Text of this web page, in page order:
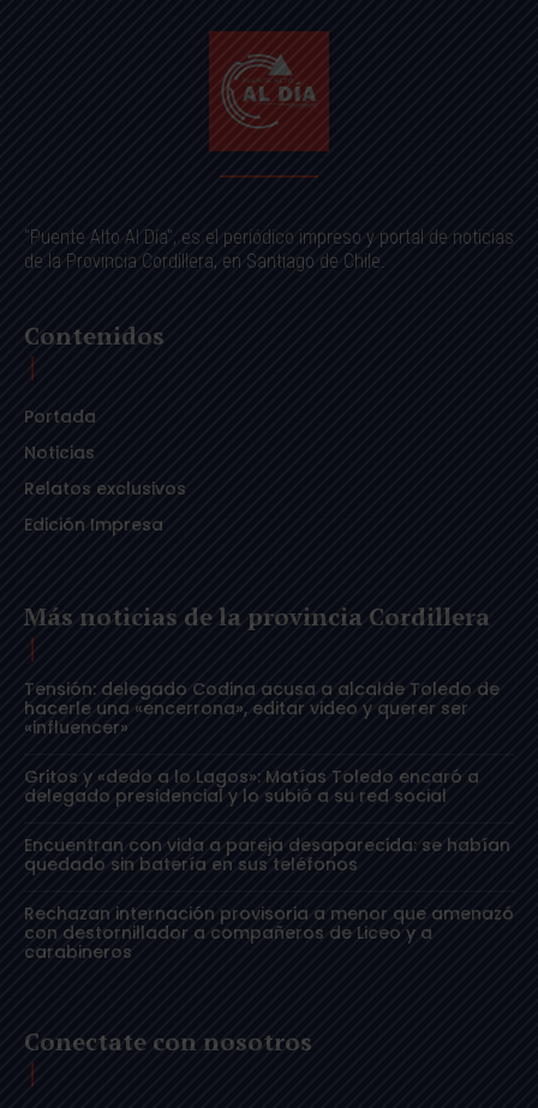
"Puente Alto Al Día", es el periódico impreso y portal de noticias
de la Provincia Cordillera, en Santiago de Chile.
Contenidos
Portada
Noticias
Relatos exclusivos
Edición Impresa
Más noticias de la provincia Cordillera
Tensión: delegado Codina acusa a alcalde Toledo de
hacerle una «encerrona», editar video y querer ser
«influencer»
Gritos y «dedo a lo Lagos»: Matías Toledo encaró a
delegado presidencial y lo subió a su red social
Encuentran con vida a pareja desaparecida: se habían
quedado sin batería en sus teléfonos
Rechazan internación provisoria a menor que amenazó
con destornillador a compañeros de Liceo y a
carabineros
Conectate con nosotros